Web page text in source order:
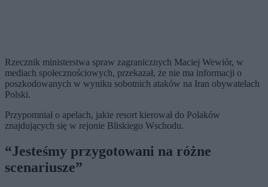
Rzecznik ministerstwa spraw zagranicznych Maciej Wewiór, w
mediach społecznościowych, przekazał, że nie ma informacji o
poszkodowanych w wyniku sobotnich ataków na Iran obywatelach
Polski.
Przypomniał o apelach, jakie resort kierował do Polaków
znajdujących się w rejonie Bliskiego Wschodu.
“Jesteśmy przygotowani na różne
scenariusze”